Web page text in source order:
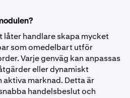
låter handlare skapa mycket
som omedelbart utför
Varje genväg kan anpassas
eller dynamiskt
aktiva marknad. Detta är
handelsbeslut och